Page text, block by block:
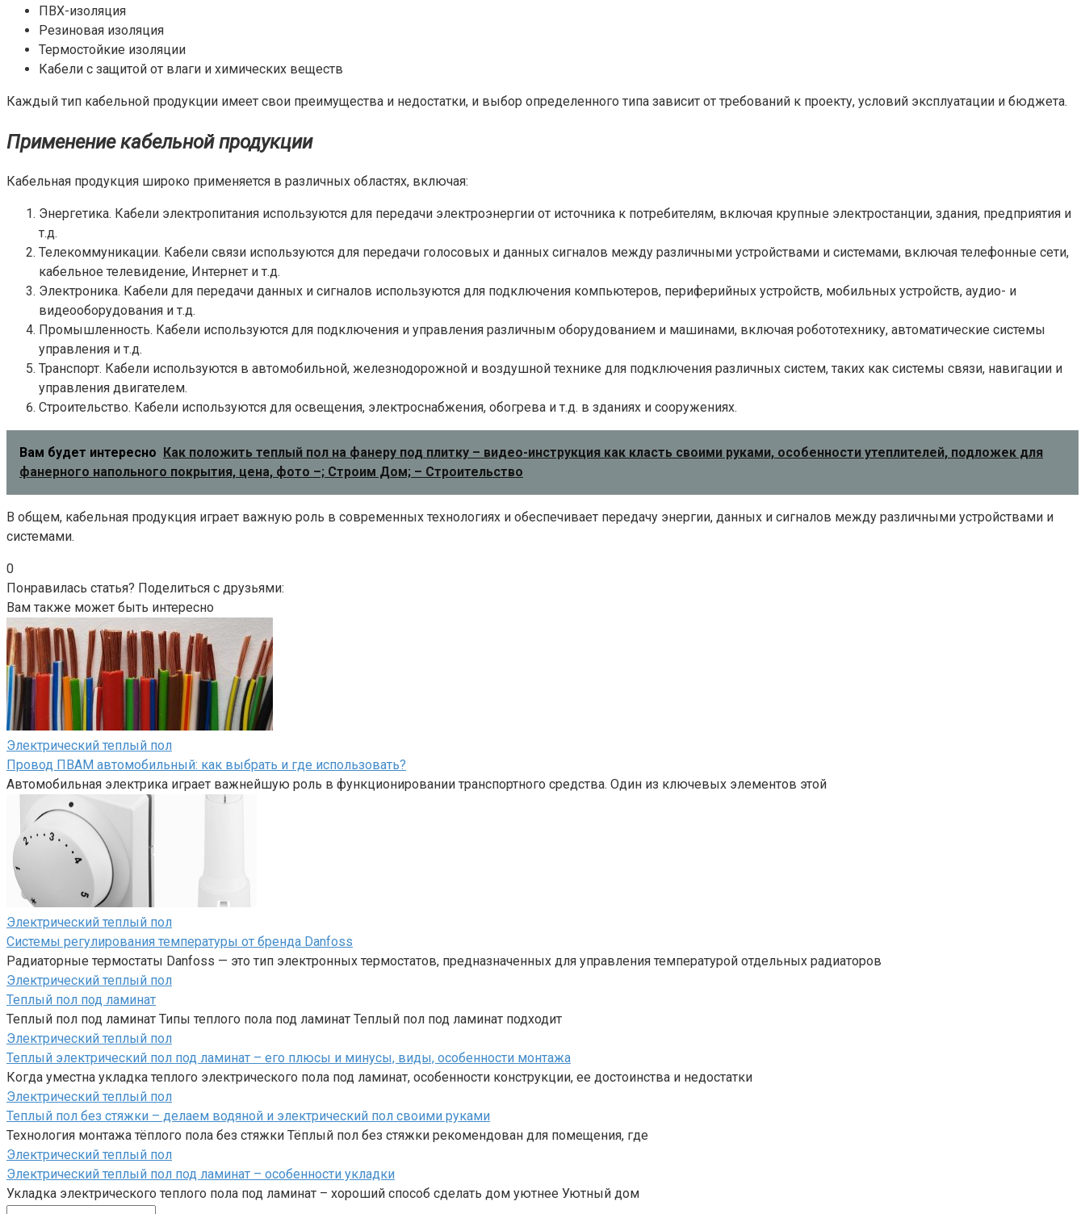
ПВХ-изоляция
Резиновая изоляция
Термостойкие изоляции
Кабели с защитой от влаги и химических веществ
Каждый тип кабельной продукции имеет свои преимущества и недостатки, и выбор определенного типа зависит от требований к проекту, условий эксплуатации и бюджета.
Применение кабельной продукции
Кабельная продукция широко применяется в различных областях, включая:
Энергетика. Кабели электропитания используются для передачи электроэнергии от источника к потребителям, включая крупные электростанции, здания, предприятия и
т.д.
Телекоммуникации. Кабели связи используются для передачи голосовых и данных сигналов между различными устройствами и системами, включая телефонные сети,
кабельное телевидение, Интернет и т.д.
Электроника. Кабели для передачи данных и сигналов используются для подключения компьютеров, периферийных устройств, мобильных устройств, аудио- и
видеооборудования и т.д.
Промышленность. Кабели используются для подключения и управления различным оборудованием и машинами, включая робототехнику, автоматические системы
управления и т.д.
Транспорт. Кабели используются в автомобильной, железнодорожной и воздушной технике для подключения различных систем, таких как системы связи, навигации и
управления двигателем.
Строительство. Кабели используются для освещения, электроснабжения, обогрева и т.д. в зданиях и сооружениях.
Вам будет интересно
Как положить теплый пол на фанеру под плитку – видео-инструкция как класть своими руками, особенности утеплителей, подложек для
фанерного напольного покрытия, цена, фото –; Строим Дом; – Строительство
В общем, кабельная продукция играет важную роль в современных технологиях и обеспечивает передачу энергии, данных и сигналов между различными устройствами и
системами.
0
Понравилась статья? Поделиться с друзьями:
Вам также может быть интересно
Электрический теплый пол
Провод ПВАМ автомобильный: как выбрать и где использовать?
Автомобильная электрика играет важнейшую роль в функционировании транспортного средства. Один из ключевых элементов этой
Электрический теплый пол
Системы регулирования температуры от бренда Danfoss
Радиаторные термостаты Danfoss — это тип электронных термостатов, предназначенных для управления температурой отдельных радиаторов
Электрический теплый пол
Теплый пол под ламинат
Теплый пол под ламинат Типы теплого пола под ламинат Теплый пол под ламинат подходит
Электрический теплый пол
Теплый электрический пол под ламинат – его плюсы и минусы, виды, особенности монтажа
Когда уместна укладка теплого электрического пола под ламинат, особенности конструкции, ее достоинства и недостатки
Электрический теплый пол
Теплый пол без стяжки – делаем водяной и электрический пол своими руками
Технология монтажа тёплого пола без стяжки Тёплый пол без стяжки рекомендован для помещения, где
Электрический теплый пол
Электрический теплый пол под ламинат – особенности укладки
Укладка электрического теплого пола под ламинат – хороший способ сделать дом уютнее Уютный дом